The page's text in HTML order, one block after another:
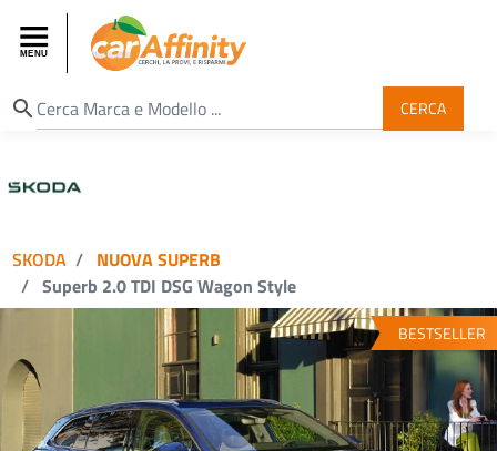
search CERCA
SKODA
NUOVA SUPERB
Superb 2.0 TDI DSG Wagon Style
BESTSELLER